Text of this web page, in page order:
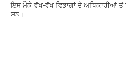
ਇਸ ਮੌਕੇ ਵੱਖ-ਵੱਖ ਵਿਭਾਗਾਂ ਦੇ ਅਧਿਕਾਰੀਆਂ ਤੋਂ
ਸਨ।